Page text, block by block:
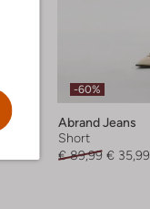
-60%
Abrand Jeans
Short
€ 89,99 € 35,99